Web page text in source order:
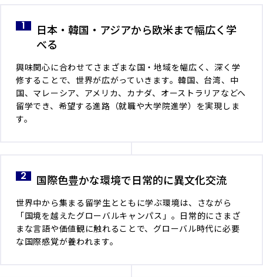
日本・韓国・アジアから欧米まで幅広く学
べる
興味関心に合わせてさまざまな国・地域を幅広く、深く学
修することで、世界が広がっていきます。韓国、台湾、中
国、マレーシア、アメリカ、カナダ、オーストラリアなどへ
留学でき、希望する進路（就職や大学院進学）を実現しま
す。
国際色豊かな環境で日常的に異文化交流
世界中から集まる留学生とともに学ぶ環境は、さながら
「国境を越えたグローバルキャンパス」。日常的にさまざ
まな言語や価値観に触れることで、グローバル時代に必要
な国際感覚が養われます。